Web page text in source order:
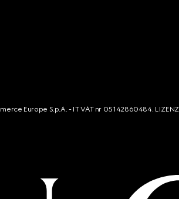
Europe S.p.A. - IT VAT nr 05142860484.